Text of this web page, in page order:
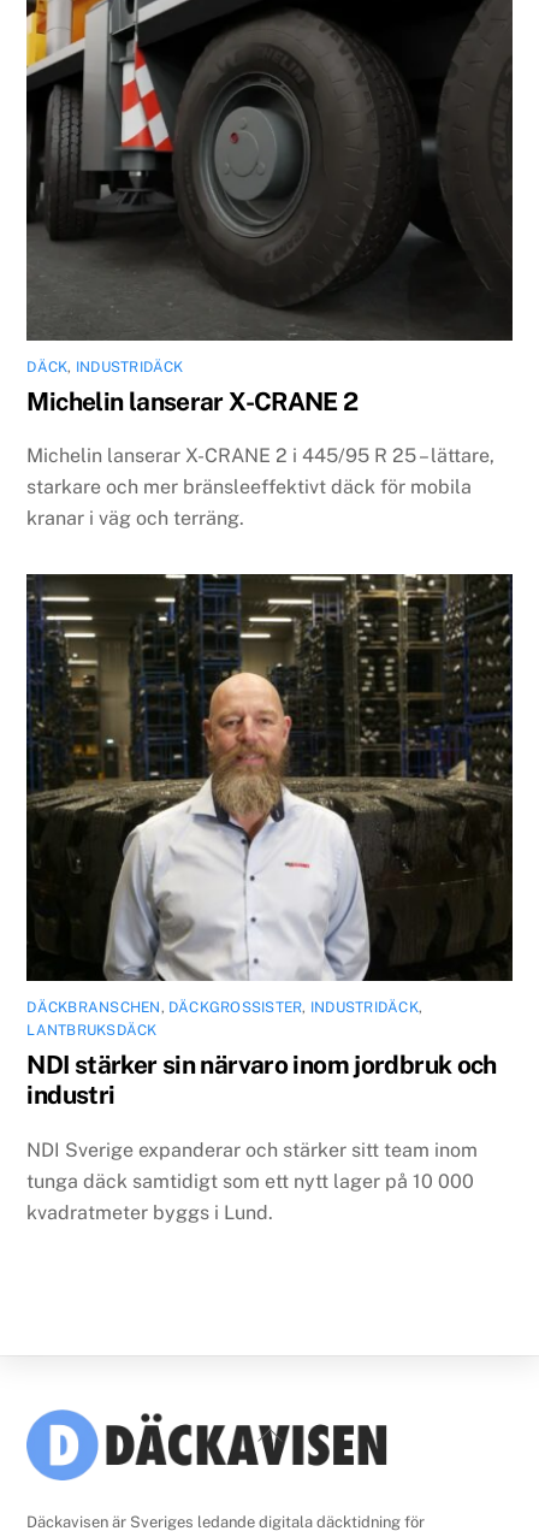
DÄCK, INDUSTRIDÄCK
Michelin lanserar X-CRANE 2
Michelin lanserar X-CRANE 2 i 445/95 R 25 – lättare,
starkare och mer bränsleeffektivt däck för mobila
kranar i väg och terräng.
DÄCKBRANSCHEN , DÄCKGROSSISTER, INDUSTRIDÄCK,
LANTBRUKSDÄCK
NDI stärker sin närvaro inom jordbruk och
industri
NDI Sverige expanderar och stärker sitt team inom
tunga däck samtidigt som ett nytt lager på 10 000
kvadratmeter byggs i Lund.
Back
To
Däckavisen är Sveriges ledande digitala däcktidning för